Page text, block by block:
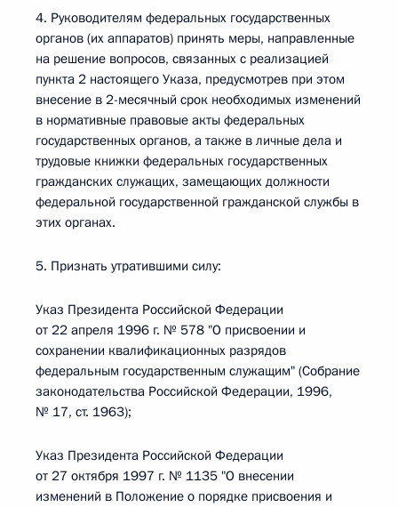
4. Руководителям федеральных государственных
органов (их аппаратов) принять меры, направленные
на решение вопросов, связанных с реализацией
пункта 2 настоящего Указа, предусмотрев при этом
внесение в 2-месячный срок необходимых изменений
в нормативные правовые акты федеральных
государственных органов, а также в личные дела и
трудовые книжки федеральных государственных
гражданских служащих, замещающих должности
федеральной государственной гражданской службы в
этих органах.
5. Признать утратившими силу:
Указ Президента Российской Федерации
от 22 апреля 1996 г. № 578 "О присвоении и
сохранении квалификационных разрядов
федеральным государственным служащим" (Собрание
законодательства Российской Федерации, 1996,
№ 17, ст. 1963);
Указ Президента Российской Федерации
от 27 октября 1997 г. № 1135 "О внесении
изменений в Положение о порядке присвоения и